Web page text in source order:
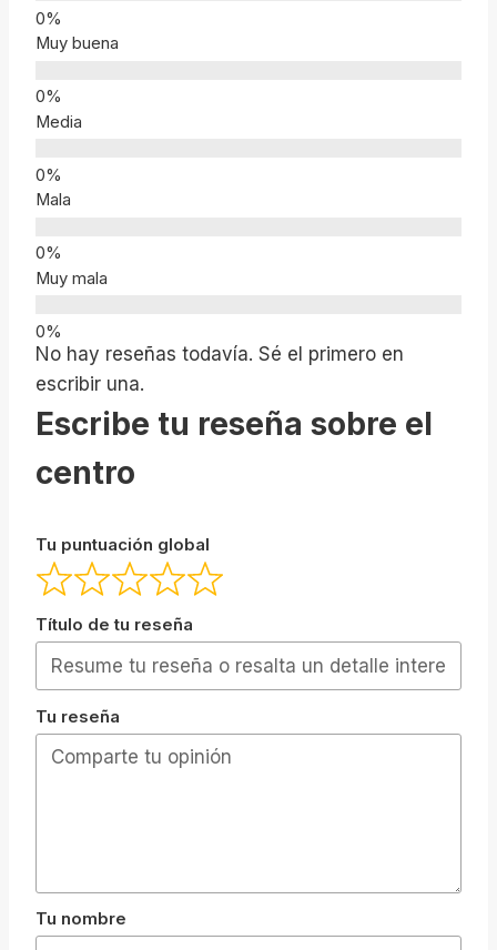
Muy buena
Media
Mala
Muy mala
No hay reseñas todavía. Sé el primero en
escribir una.
Escribe tu reseña sobre el
centro
Tu puntuación global
Título de tu reseña
Tu reseña
Tu nombre